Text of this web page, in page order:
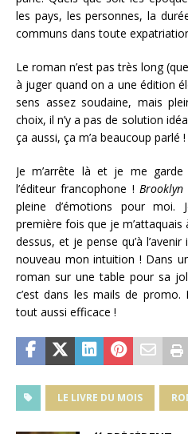
les pays, les personnes, la
communs dans toute
Le roman n’est pas très long
à juger quand on a une édition
sens assez soudaine, mais
choix, il n’y a pas de solution
ça aussi, ça m’a beaucoup parlé !
Je m’arrête là et je me
l’éditeur francophone !Brooklyn
pleine d’émotions pour moi.
première fois que je
dessus, et je pense qu’à
nouveau mon intuition ! Dans
roman sur une table pour sa
c’est dans les mails de
tout aussi efficace !
LE LIVRE DU MOIS